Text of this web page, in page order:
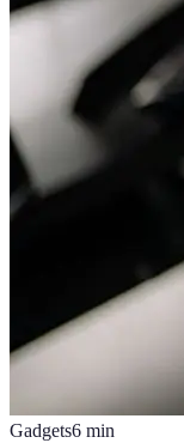
Gadgets6 min